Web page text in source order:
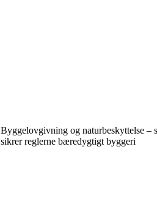
Byggelovgivning og naturbeskyttelse –
sikrer reglerne bæredygtigt byggeri